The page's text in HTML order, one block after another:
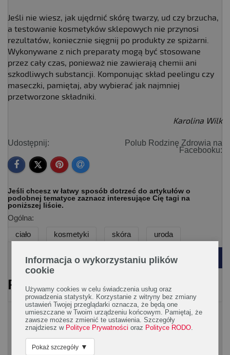
Jeśli nie wiesz, jak ujędrnić skórę twarzy, ud czy brzucha,
a testowanie kosmetyków sklepowych nie przynosi
rezultatów, koniecznie sięgnij po produkty ze spiżarni.
Wykonywane z nich preparaty mogą być stosowane
przez cały czas, ponieważ nie zawierają chemii ani
szkodliwych substancji. Komponując skład peelingu czy
maseczki, pamiętaj, aby wybierać jak najmniej
przetworzone składniki.
Karolina Wilk
Udostępnij:
Polub Rodzinę Zdrowia na
Facebooku:
Jeśli chcesz w łatwy sposób dotrzeć do artykułów o
podobnej tematyce zaznacz interesujące Cię tagi na
poniższej liście.
Ogólna:
ciało
kosmetyki skóra uroda
PRZECZYTAJ RÓWNIEŻ
Dłonie i stopy
Informacja o wykorzystaniu plików
cookie
Używamy cookies w celu świadczenia usług oraz
prowadzenia statystyk. Korzystanie z witryny bez zmiany
ustawień Twojej przeglądarki oznacza, że będą one
umieszczane w Twoim urządzeniu końcowym. Pamiętaj, że
zawsze możesz zmienić te ustawienia. Szczegóły
znajdziesz w Polityce Prywatności oraz Polityce RODO
Pokaż szczegóły ▼